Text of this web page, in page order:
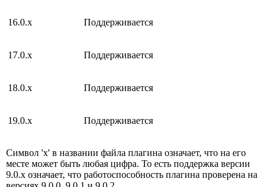
16.0.x Поддерживается
17.0.x Поддерживается
18.0.x Поддерживается
19.0.x Поддерживается
Символ 'х' в названии файла плагина означает, что на его
месте может быть любая цифра. То есть поддержка версии
9.0.х означает, что работоспособность плагина проверена на